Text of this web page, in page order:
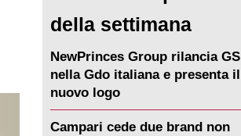
della settimana
NewPrinces Group rilancia GS
nella Gdo italiana e presenta il
nuovo logo
Campari cede due brand non